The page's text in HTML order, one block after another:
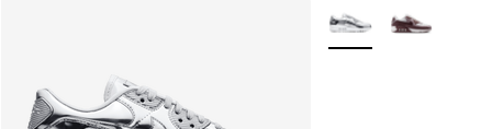
Plus de couleurs